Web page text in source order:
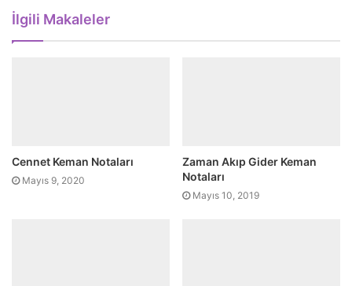
İlgili Makaleler
Cennet Keman Notaları
Mayıs 9, 2020
Zaman Akıp Gider Keman
Notaları
Mayıs 10, 2019